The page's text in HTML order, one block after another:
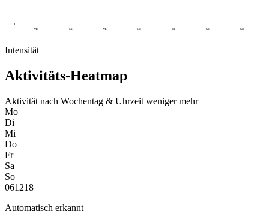
0
Mo Di Mi Do Fr Sa So
Intensität
Aktivitäts-Heatmap
Aktivität nach Wochentag & Uhrzeit wenigermehr
Mo
Di
Mi
Do
Fr
Sa
So
061218
Automatisch erkannt